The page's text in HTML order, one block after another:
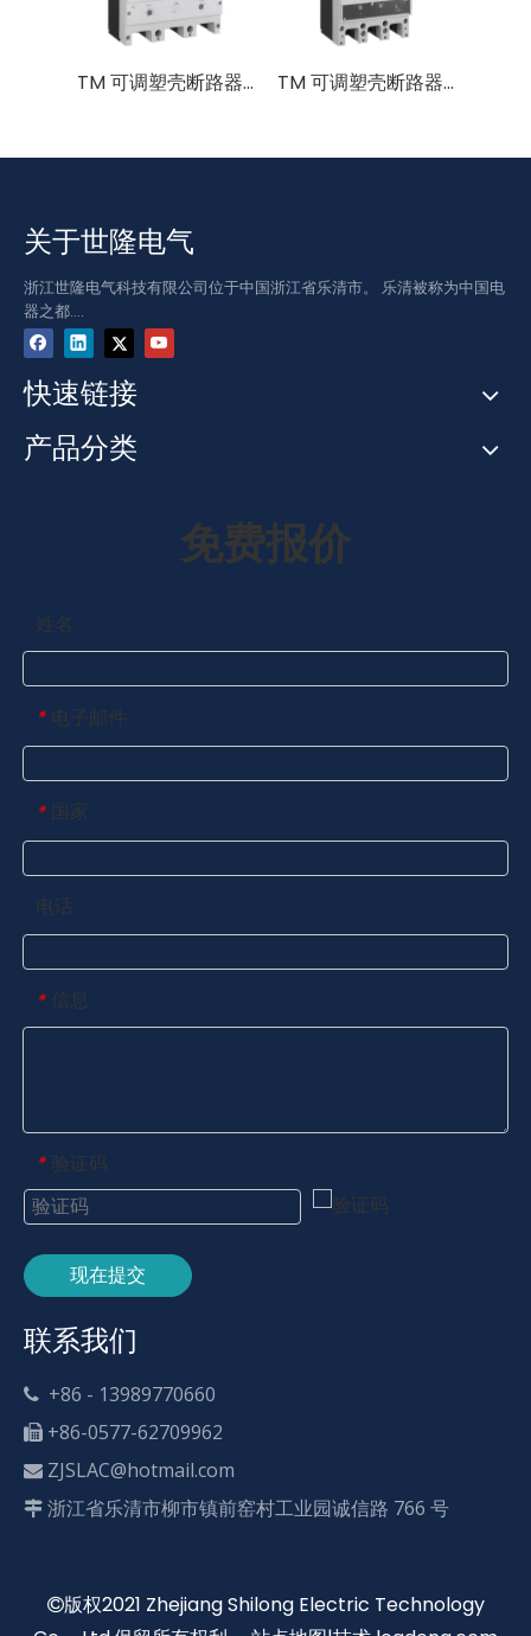
TM 可调塑壳断路器 800A 1000A 1250A 3P(3P+N) 0.7-1.0In TM 可调塑壳断路器 400A 630A 3P(3P+N) 0.7-1.0In
关于世隆电气
浙江世隆电气科技有限公司位于中国浙江省乐清市。 乐清被称为中国电
器之都....
快速链接
产品分类
免费报价
姓名
* 电子邮件
* 国家
电话
* 信息
* 验证码
现在提交
联系我们
 +86 - 13989770660
 +86-0577-62709962
 ZJSLAC@hotmail.com
 浙江省乐清市柳市镇前窑村工业园诚信路 766 号
版权2021 Zhejiang Shilong Electric Technology